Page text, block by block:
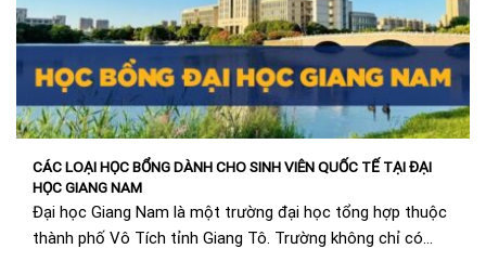
CÁC LOẠI HỌC BỔNG DÀNH CHO SINH VIÊN QUỐC TẾ TẠI ĐẠI
HỌC GIANG NAM
Đại học Giang Nam là một trường đại học tổng hợp thuộc
thành phố Vô Tích tỉnh Giang Tô. Trường không chỉ có